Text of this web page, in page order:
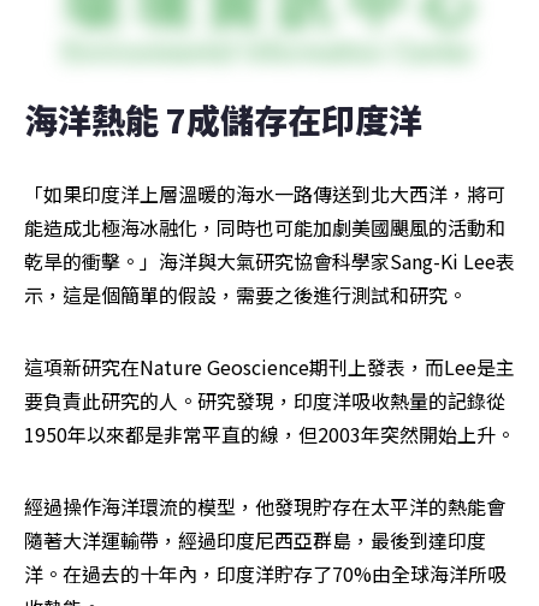
海洋熱能 7成儲存在印度洋
「如果印度洋上層溫暖的海水一路傳送到北大西洋，將可
能造成北極海冰融化，同時也可能加劇美國颶風的活動和
乾旱的衝擊。」海洋與大氣研究協會科學家Sang-Ki Lee表
示，這是個簡單的假設，需要之後進行測試和研究。
這項新研究在Nature Geoscience期刊上發表，而Lee是主
要負責此研究的人。研究發現，印度洋吸收熱量的記錄從
1950年以來都是非常平直的線，但2003年突然開始上升。
經過操作海洋環流的模型，他發現貯存在太平洋的熱能會
隨著大洋運輸帶，經過印度尼西亞群島，最後到達印度
洋。在過去的十年內，印度洋貯存了70%由全球海洋所吸